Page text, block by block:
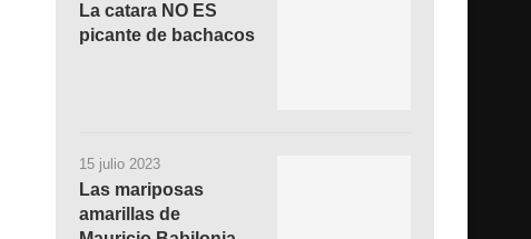
La catara NO ES
picante de bachacos
15 julio 2023
Las mariposas
amarillas de